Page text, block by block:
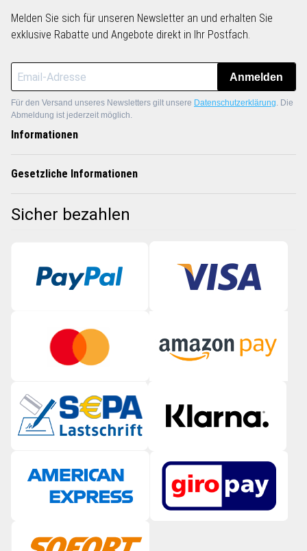
Melden Sie sich für unseren Newsletter an und erhalten Sie
exklusive Rabatte und Angebote direkt in Ihr Postfach.
Anmelden
Für den Versand unseres Newsletters gilt unsere Datenschutzerklärung. Die
Abmeldung ist jederzeit möglich.
Informationen
Gesetzliche Informationen
Sicher bezahlen